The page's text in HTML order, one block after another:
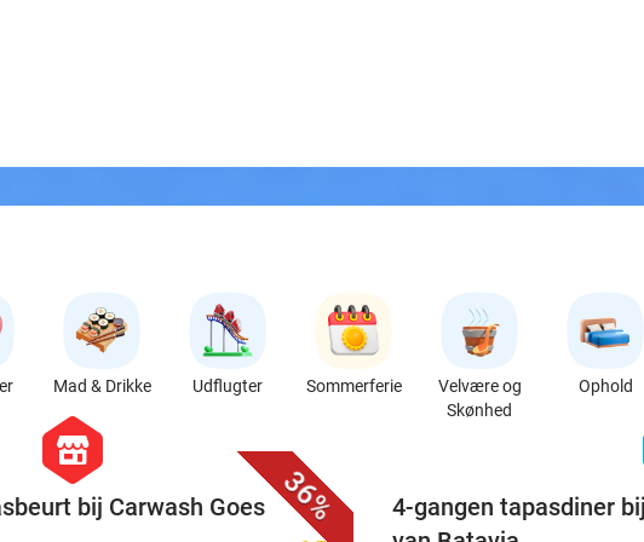
Mad & Drikke Udflugter Sommerferie
Velvære og
Skønhed
Ophold
36%
hexagon
store
bij Carwash Goes
4-gangen tapasdiner